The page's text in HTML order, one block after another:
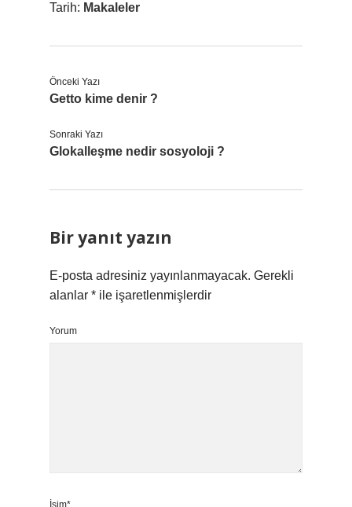
Tarih: Makaleler
Önceki Yazı
Getto kime denir ?
Sonraki Yazı
Glokalleşme nedir sosyoloji ?
Bir yanıt yazın
E-posta adresiniz yayınlanmayacak. Gerekli
alanlar * ile işaretlenmişlerdir
Yorum
İsim*